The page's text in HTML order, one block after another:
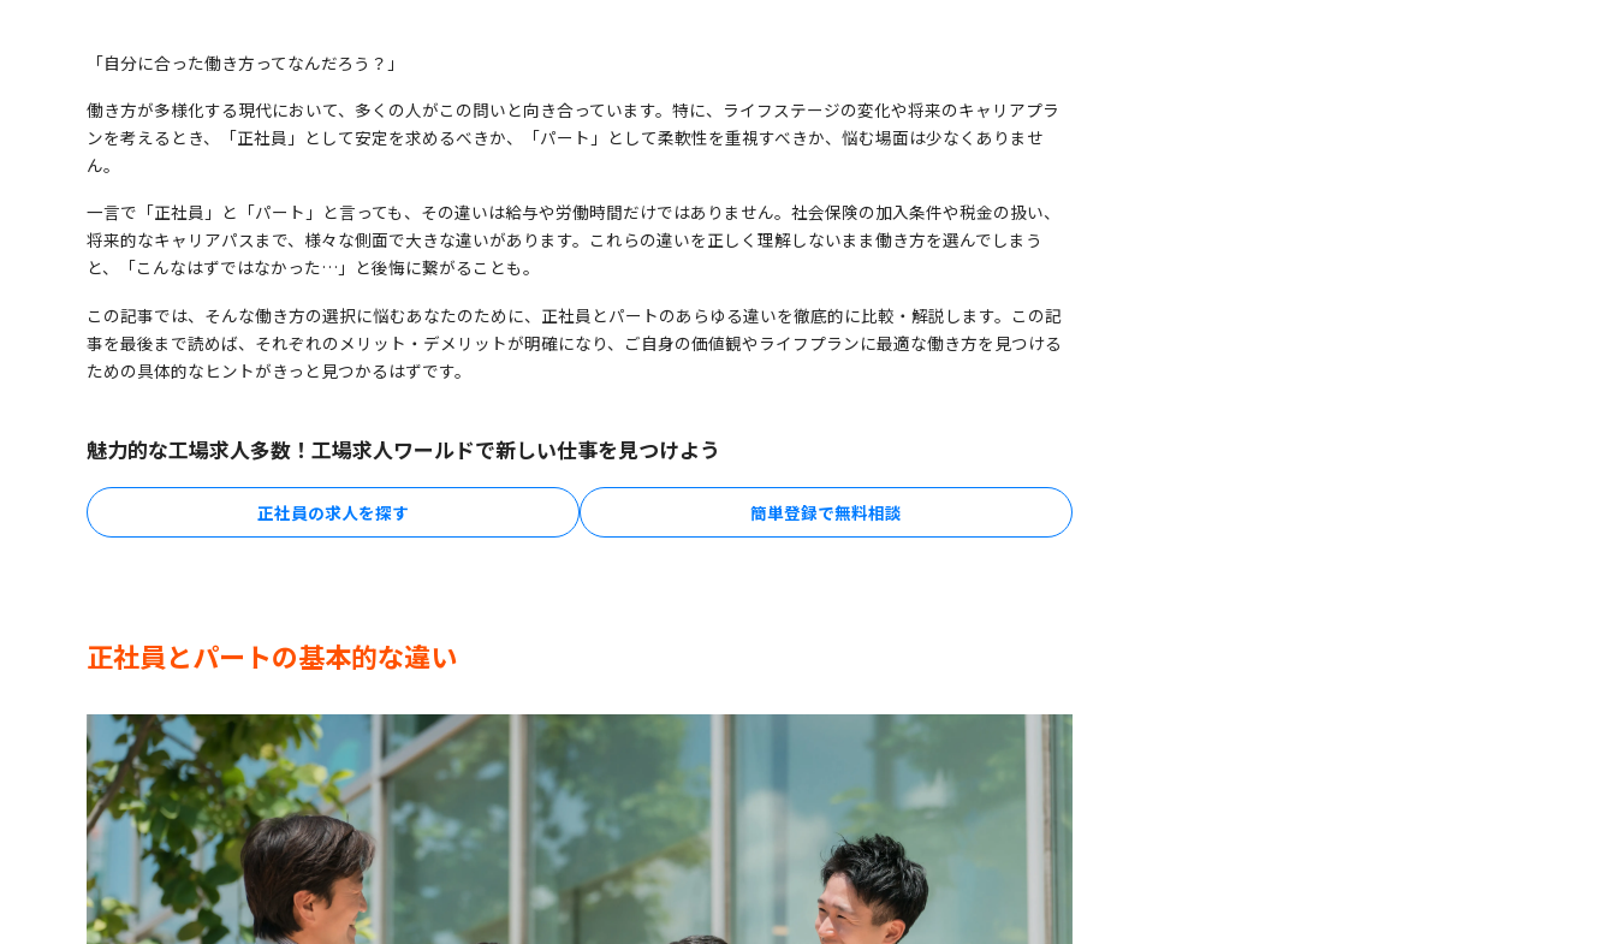
「自分に合った働き方ってなんだろう？」
働き方が多様化する現代において、多くの人がこの問いと向き合っています。特に、ライフステージの変化や将来のキャリアプラ
ンを考えるとき、「正社員」として安定を求めるべきか、「パート」として柔軟性を重視すべきか、悩む場面は少なくありませ
ん。
一言で「正社員」と「パート」と言っても、その違いは給与や労働時間だけではありません。社会保険の加入条件や税金の扱い、
将来的なキャリアパスまで、様々な側面で大きな違いがあります。これらの違いを正しく理解しないまま働き方を選んでしまう
と、「こんなはずではなかった…」と後悔に繋がることも。
この記事では、そんな働き方の選択に悩むあなたのために、正社員とパートのあらゆる違いを徹底的に比較・解説します。この記
事を最後まで読めば、それぞれのメリット・デメリットが明確になり、ご自身の価値観やライフプランに最適な働き方を見つける
ための具体的なヒントがきっと見つかるはずです。
魅力的な工場求人多数！工場求人ワールドで新しい仕事を見つけよう
正社員の求人を探す 簡単登録で無料相談
正社員とパートの基本的な違い